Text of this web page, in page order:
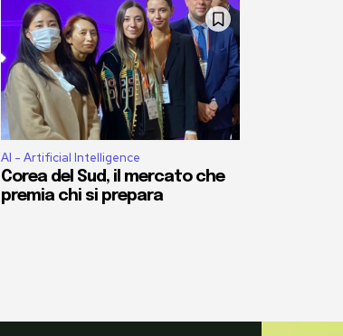
AI - Artificial Intelligence
Corea del Sud, il mercato che
premia chi si prepara